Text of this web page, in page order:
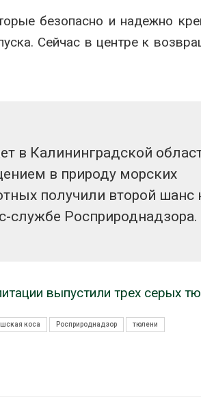
безопасно и надежно
Сейчас в центре к
в Калининградской
в природу морских
получили второй шанс
службе Росприроднадзора.
выпустили трех серых
коса Росприроднадзор тюлени